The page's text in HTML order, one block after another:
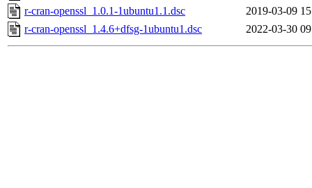
r-cran-openssl_1.0.1-1ubuntu1.1.dsc
2019-03-09
r-cran-openssl_1.4.6+dfsg-1ubuntu1.dsc
2022-03-30